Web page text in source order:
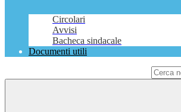
Circolari
Avvisi
Bacheca sindacale
Documenti utili